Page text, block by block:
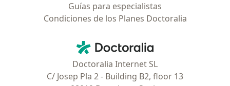
Guías para especialistas
Condiciones de los Planes Doctoralia
Doctoralia - Página de inicio
Doctoralia Internet SL
C/ Josep Pla 2 - Building B2, floor 13